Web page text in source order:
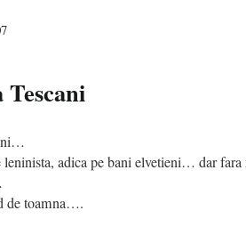
adica pe bani elvetieni… dar
de toamna….